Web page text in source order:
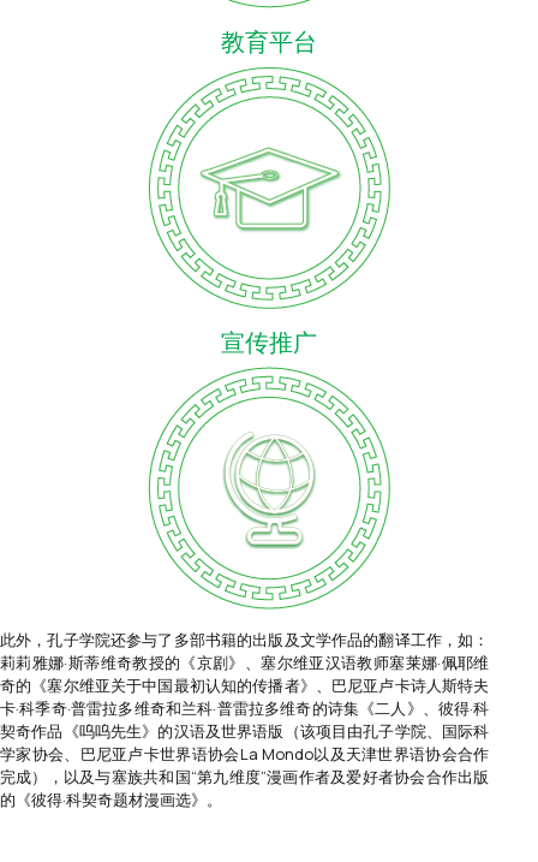
教育平台
宣传推广
此外，孔子学院还参与了多部书籍的出版及文学作品的翻译工作，如：
莉莉雅娜·斯蒂维奇教授的《京剧》、塞尔维亚汉语教师塞莱娜·佩耶维
奇的《塞尔维亚关于中国最初认知的传播者》、巴尼亚卢卡诗人斯特夫
卡·科季奇·普雷拉多维奇和兰科·普雷拉多维奇的诗集《二人》、彼得·科
契奇作品《呜呜先生》的汉语及世界语版（该项目由孔子学院、国际科
学家协会、巴尼亚卢卡世界语协会La Mondo以及天津世界语协会合作
完成），以及与塞族共和国“第九维度”漫画作者及爱好者协会合作出版
的《彼得·科契奇题材漫画选》。